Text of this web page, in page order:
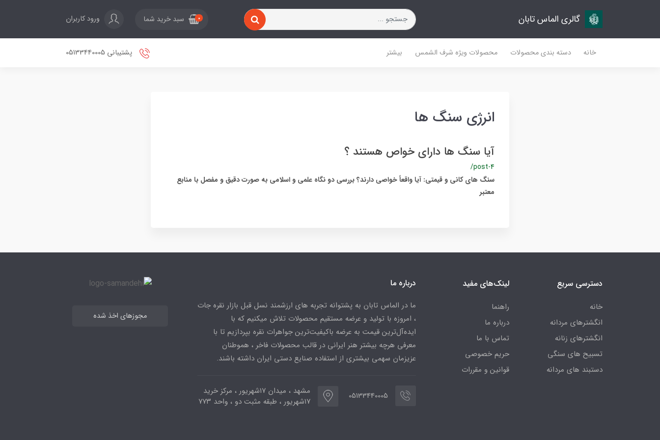
گالری الماس تابان 0 سبد خرید شما ورود کاربران
خانه دسته بندی محصولات محصولات ویژه شرف الشمس بیشتر پشتیبانی 05133440005
انرژی سنگ ها
آیا سنگ ها دارای خواص هستند ؟
/post-4
سنگ های کانی و قیمتی: آیا واقعاً خواصی دارند؟ بررسی دو نگاه علمی و اسلامی به صورت دقیق و مفصل با منابع
معتبر
دسترسی سریع
خانه
انگشترهای مردانه
انگشترهای زنانه
تسبیح های سنگی
دستبند های مردانه
لینک‌های مفید
راهنما
درباره ما
تماس با ما
حریم خصوصی
قوانین و مقررات
درباره ما
ما در الماس تابان به پشتوانه تجربه های ارزشمند نسل قبل بازار نقره جات
، امروزه با تولید و عرضه مستقیم محصولات تلاش میکنیم که با
ایده‌آل‌ترین قیمت به عرضه باکیفیت‌ترین جواهرات نقره بپردازیم تا با
معرفی هرچه بیشتر هنر ایرانی در قالب محصولات فاخر ، هموطنان
عزیزمان سهمی بیشتری از استفاده صنایع دستی ایران داشته باشند.
05133440005
مشهد ، میدان ۱۷شهریور ، مرکز خرید
۱۷شهریور ، طبقه مثبت دو ، واحد ۷۷۳
مجوزهای اخذ شده